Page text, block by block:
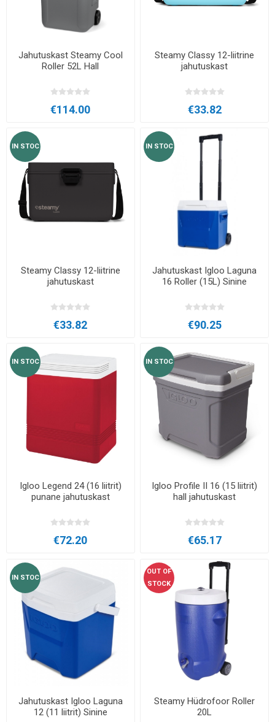
Jahutuskast Steamy Cool
Roller 52L Hall
€114.00
Steamy Classy 12-liitrine
jahutuskast
€33.82
IN STOC
Steamy Classy 12-liitrine
jahutuskast
€33.82
IN STOC
Jahutuskast Igloo Laguna
16 Roller (15L) Sinine
€90.25
IN STOC
Igloo Legend 24 (16 liitrit)
punane jahutuskast
€72.20
IN STOC
Igloo Profile II 16 (15 liitrit)
hall jahutuskast
€65.17
IN STOC
Jahutuskast Igloo Laguna
12 (11 liitrit) Sinine
OUT OF
STOCK
Steamy Hüdrofoor Roller
20L